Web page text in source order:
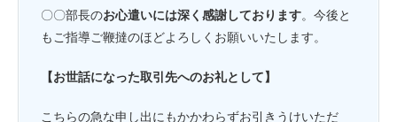
〇〇部長のお心遣いには深く感謝しております。今後と
もご指導ご鞭撻のほどよろしくお願いいたします。
【お世話になった取引先へのお礼として】
こちらの急な申し出にもかかわらずお引きうけいただ